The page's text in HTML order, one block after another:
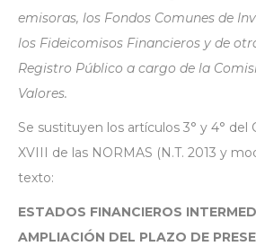
emisoras, los Fondos Comunes de
los Fideicomisos Financieros y de
Registro Público a cargo de la
Valores.
Se sustituyen los artículos 3° y 4° del
XVIII de las NORMAS (N.T. 2013 y
texto:
ESTADOS FINANCIEROS
AMPLIACIÓN DEL PLAZO DE